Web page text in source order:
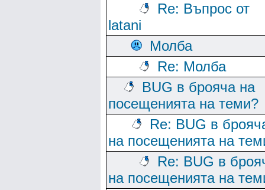
Re: Въпрос от
latani
Молба
Re: Молба
BUG в брояча на
посещенията на теми?
Re: BUG в
на посещенията на
Re: BUG в
на посещенията на